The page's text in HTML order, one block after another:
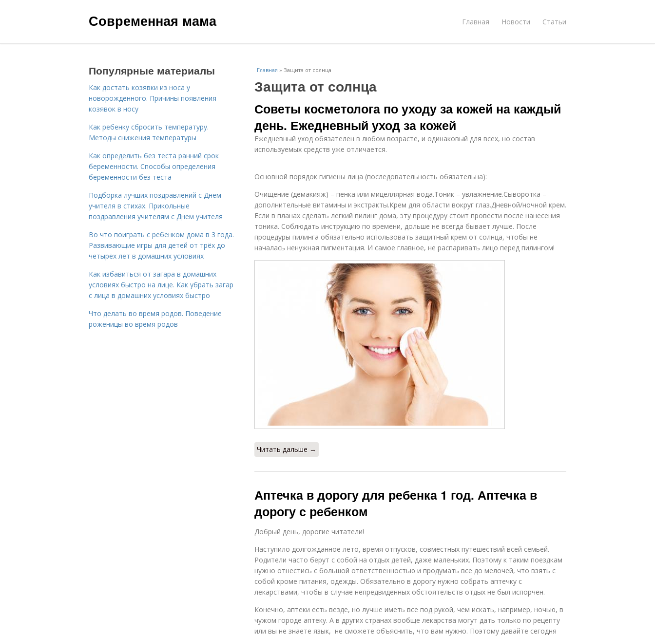
Современная мама Главная Новости Статьи
Главная » Защита от солнца
Защита от солнца
Советы косметолога по уходу за кожей на каждый
день. Ежедневный уход за кожей
Ежедневный уход обязателен в любом возрасте, и одинаковый для всех, но состав
используемых средств уже отличается.
Основной порядок гигиены лица (последовательность обязательна):
Очищение (демакияж) – пенка или мицеллярная вода.Тоник – увлажнение.Сыворотка –
дополнительные витамины и экстракты.Крем для области вокруг глаз.Дневной/ночной крем.
Если в планах сделать легкий пилинг дома, эту процедуру стоит провести после нанесения
тоника. Соблюдать инструкцию по времени, дольше не всегда бывает лучше. После
процедуры пилинга обязательно использовать защитный крем от солнца, чтобы не
началась ненужная пигментация. И самое главное, не распаривать лицо перед пилингом!
Читать дальше →
Аптечка в дорогу для ребенка 1 год. Аптечка в
дорогу с ребенком
Добрый день, дорогие читатели!
Наступило долгожданное лето, время отпусков, совместных путешествий всей семьей.
Родители часто берут с собой на отдых детей, даже маленьких. Поэтому к таким поездкам
нужно отнестись с большой ответственностью и продумать все до мелочей, что взять с
собой кроме питания, одежды. Обязательно в дорогу нужно собрать аптечку с
лекарствами, чтобы в случае непредвиденных обстоятельств отдых не был испорчен.
Конечно, аптеки есть везде, но лучше иметь все под рукой, чем искать, например, ночью, в
чужом городе аптеку. А в других странах вообще лекарства могут дать только по рецепту
или вы не знаете язык, не сможете объяснить, что вам нужно. Поэтому давайте сегодня
Популярные материалы
Как достать козявки из носа у
новорожденного. Причины появления
козявок в носу
Как ребенку сбросить температуру.
Методы снижения температуры
Как определить без теста ранний срок
беременности. Способы определения
беременности без теста
Подборка лучших поздравлений с Днем
учителя в стихах. Прикольные
поздравления учителям с Днем учителя
Во что поиграть с ребенком дома в 3 года.
Развивающие игры для детей от трёх до
четырёх лет в домашних условиях
Как избавиться от загара в домашних
условиях быстро на лице. Как убрать загар
с лица в домашних условиях быстро
Что делать во время родов. Поведение
роженицы во время родов